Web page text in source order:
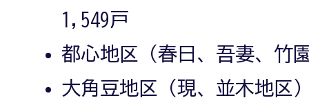
1,549戸
都心地区（春日、吾妻、竹
大角豆地区（現、並木地区